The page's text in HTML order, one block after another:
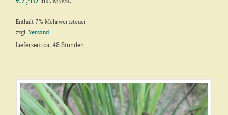
Enthält 7% Mehrwertsteuer
zzgl.Versand
Lieferzeit: ca. 48 Stunden